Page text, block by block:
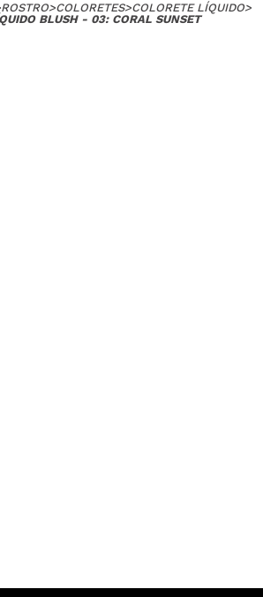
ROSTRO>COLORETES>COLORETE LÍQUIDO>
BLUSH - 03: CORAL SUNSET